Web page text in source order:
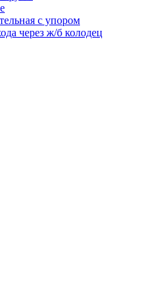
с упором
через ж/б колодец